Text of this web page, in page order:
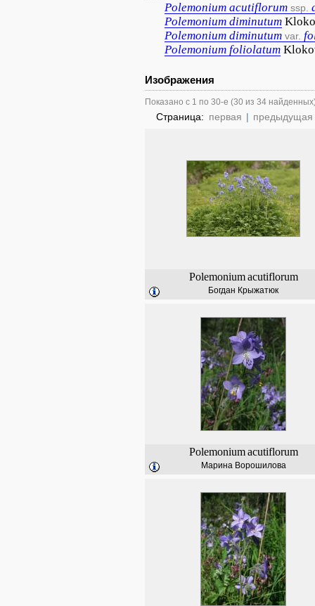
Polemonium acutiflorum ssp.
Polemonium diminutum
Polemonium diminutum var.
Polemonium foliolatum
Изображения
Показано с 1 по 30-е (30 из 34
Страница: первая | предыдущая
Polemonium acutiflorum
Богдан Крыжатюк
Polemonium acutiflorum
Марина Ворошилова